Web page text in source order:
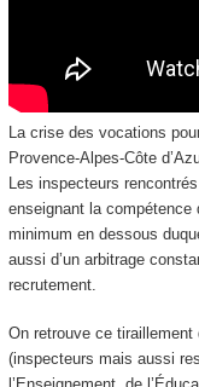
La crise des vocations
Provence-Alpes-Côte
Les inspecteurs
enseignant la
minimum en dessous
aussi d’un arbitrage
recrutement.
On retrouve ce
(inspecteurs mais aussi